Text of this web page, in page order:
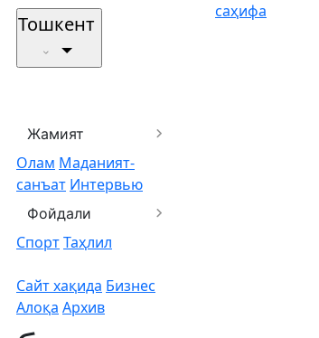
Тошкент
Жамият
Олам Маданият-
санъат Интервью
Фойдали
СпортТаҳлил
Сайт хақида Бизнес
Алоқа Архив
саҳифа